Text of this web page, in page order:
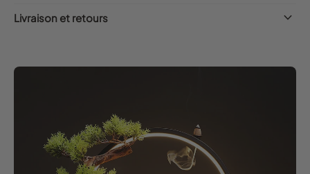
Livraison et retours keyboard_arrow_down